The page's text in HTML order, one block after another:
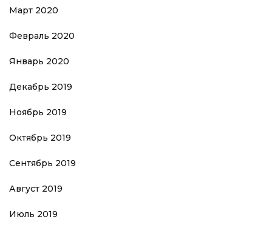
Март 2020
Февраль 2020
Январь 2020
Декабрь 2019
Ноябрь 2019
Октябрь 2019
Сентябрь 2019
Август 2019
Июль 2019